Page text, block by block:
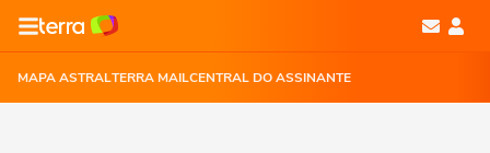
MAPA ASTRALTERRA MAILCENTRAL DO ASSINANTE